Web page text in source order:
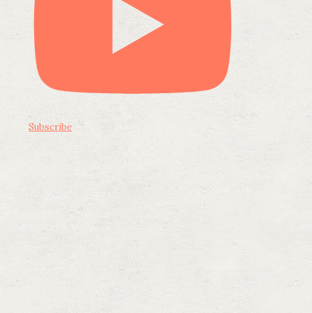
Subscribe